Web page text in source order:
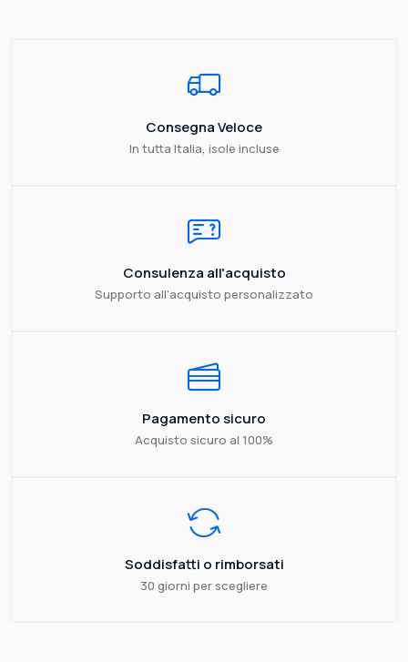
Consegna Veloce
In tutta Italia, isole incluse
Consulenza all'acquisto
Supporto all'acquisto personalizzato
Pagamento sicuro
Acquisto sicuro al 100%
Soddisfatti o rimborsati
30 giorni per scegliere